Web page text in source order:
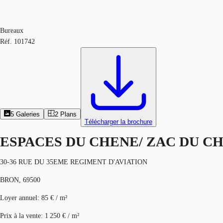
Bureaux
Réf. 101742
5 Galeries 2 Plans
Télécharger la brochure
ESPACES DU CHENE/ ZAC DU
30-36 RUE DU 35EME REGIMENT D'AVIATION
BRON, 69500
Loyer annuel: 85 € / m²
Prix à la vente: 1 250 € / m²